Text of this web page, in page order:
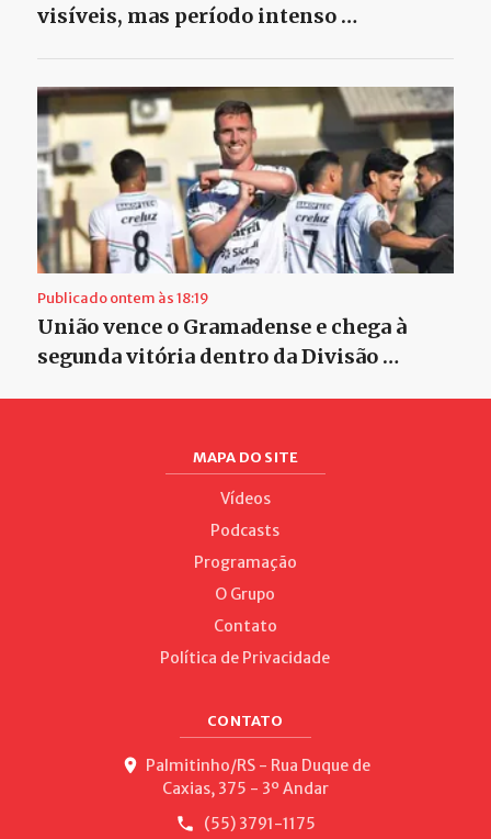
visíveis, mas período intenso …
Publicado ontem às 18:19
União vence o Gramadense e chega à
segunda vitória dentro da Divisão …
MAPA DO SITE
Vídeos
Podcasts
Programação
O Grupo
Contato
Política de Privacidade
CONTATO
Palmitinho/RS - Rua Duque de
Caxias, 375 - 3º Andar
(55) 3791-1175